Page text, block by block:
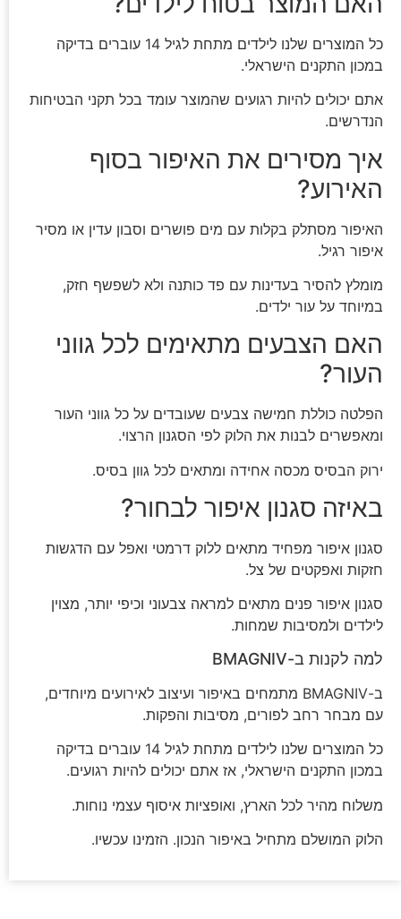
כל המוצרים שלנו לילדים מתחת לגיל 14 עוברים בדיקה
במכון התקנים הישראלי.
אתם יכולים להיות רגועים שהמוצר עומד בכל תקני הבטיחות
הנדרשים.
איך מסירים את האיפור בסוף
האירוע?
האיפור מסתלק בקלות עם מים פושרים וסבון עדין או מסיר
איפור רגיל.
מומלץ להסיר בעדינות עם פד כותנה ולא לשפשף חזק,
במיוחד על עור ילדים.
האם הצבעים מתאימים לכל גווני
העור?
הפלטה כוללת חמישה צבעים שעובדים על כל גווני העור
ומאפשרים לבנות את הלוק לפי הסגנון הרצוי.
ירוק הבסיס מכסה אחידה ומתאים לכל גוון בסיס.
באיזה סגנון איפור לבחור?
סגנון איפור מפחיד מתאים ללוק דרמטי ואפל עם הדגשות
חזקות ואפקטים של צל.
סגנון איפור פנים מתאים למראה צבעוני וכיפי יותר, מצוין
לילדים ולמסיבות שמחות.
למה לקנות ב-BMAGNIV
ב-BMAGNIV מתמחים באיפור ועיצוב לאירועים מיוחדים,
עם מבחר רחב לפורים, מסיבות והפקות.
כל המוצרים שלנו לילדים מתחת לגיל 14 עוברים בדיקה
במכון התקנים הישראלי, אז אתם יכולים להיות רגועים.
משלוח מהיר לכל הארץ, ואופציות איסוף עצמי נוחות.
הלוק המושלם מתחיל באיפור הנכון. הזמינו עכשיו.